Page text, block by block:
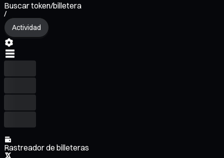
Buscar token/billetera
/
Actividad
Rastreador de billeteras